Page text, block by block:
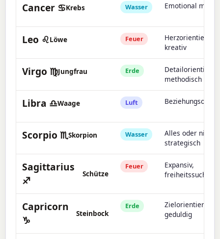
Cancer ♋Krebs Wasser Emotional
Leo ♌Löwe Feuer
Herzorientiert,
kreativ
Virgo ♍Jungfrau Erde
Detailorientiert,
methodisch
Libra ♎Waage Luft
Scorpio ♏Skorpion Wasser
Alles oder nichts,
strategisch
Sagittarius
♐
Schütze
Feuer
Expansiv,
freiheitssuchend
Capricorn
♑
Steinbock
Erde
Zielorientiert,
geduldig